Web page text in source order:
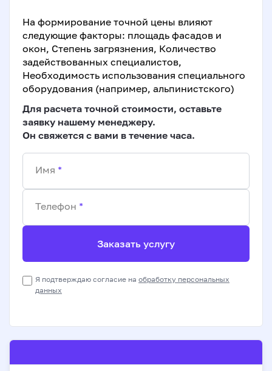
На формирование точной цены влияют
следующие факторы: площадь фасадов и
окон, Степень загрязнения, Количество
задействованных специалистов,
Необходимость использования специального
оборудования (например, альпинистского)
Для расчета точной стоимости, оставьте
заявку нашему менеджеру.
Он свяжется с вами в течение часа.
Имя *
Телефон *
Заказать услугу
Я подтверждаю согласие на обработку персональных
данных